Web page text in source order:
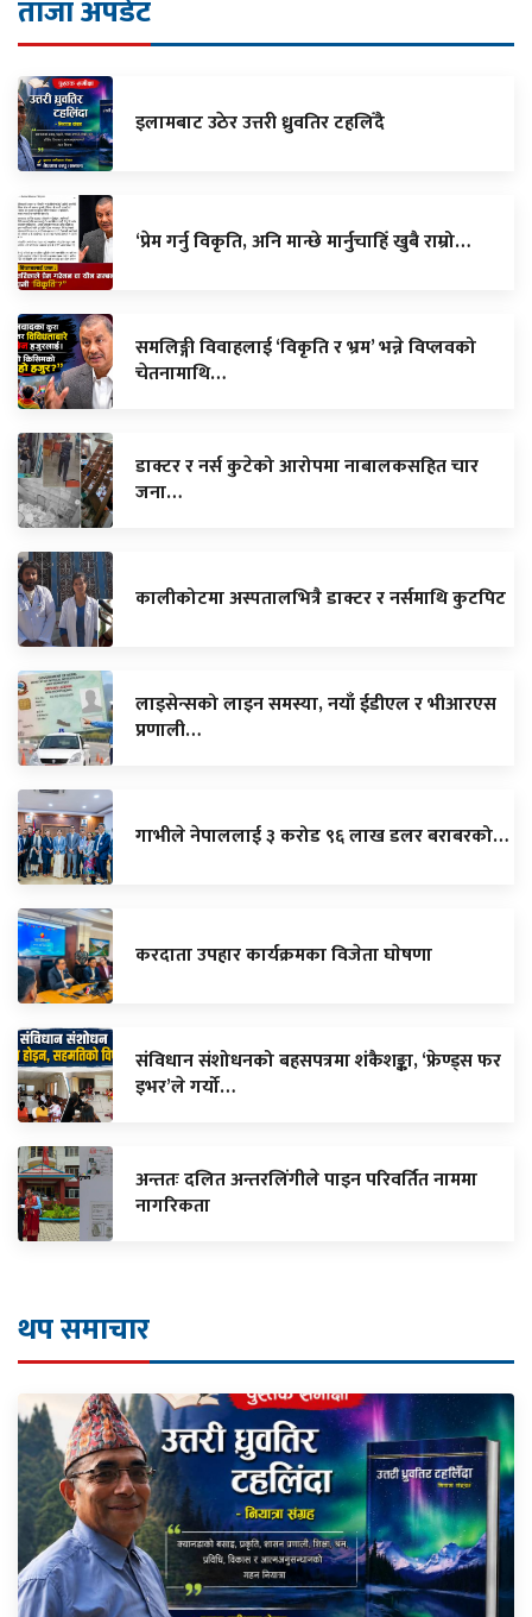
ताजा अपडेट
इलामबाट उठेर उत्तरी ध्रुवतिर टहलिँदै
‘प्रेम गर्नु विकृति, अनि मान्छे मार्नुचाहिँ खुबै राम्रो…
समलिङ्गी विवाहलाई ‘विकृति र भ्रम’ भन्ने विप्लवको
चेतनामाथि…
डाक्टर र नर्स कुटेको आरोपमा नाबालकसहित चार
जना…
कालीकोटमा अस्पतालभित्रै डाक्टर र नर्समाथि कुटपिट
लाइसेन्सको लाइन समस्या, नयाँ ईडीएल र भीआरएस
प्रणाली…
गाभीले नेपाललाई ३ करोड ९६ लाख डलर बराबरको…
करदाता उपहार कार्यक्रमका विजेता घाेषणा
संविधान संशोधनको बहसपत्रमा शंकैशङ्का, ‘फ्रेण्ड्स फर
इभर’ले गर्यो…
अन्ततः दलित अन्तरलिंगीले पाइन परिवर्तित नाममा
नागरिकता
थप समाचार